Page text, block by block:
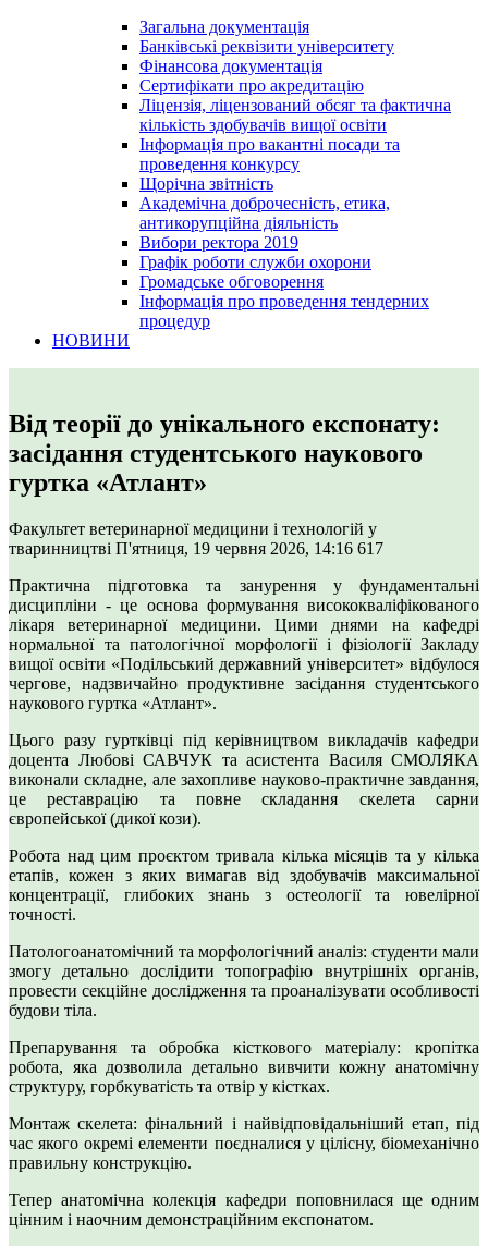
Загальна документація
Банківські реквізити університету
Фінансова документація
Сертифікати про акредитацію
Ліцензія, ліцензований обсяг та фактична
кількість здобувачів вищої освіти
Інформація про вакантні посади та
проведення конкурсу
Щорічна звітність
Академічна доброчесність, етика,
антикорупційна діяльність
Вибори ректора 2019
Графік роботи служби охорони
Громадське обговорення
Інформація про проведення тендерних
процедур
НОВИНИ
Від теорії до унікального експонату:
засідання студентського наукового
гуртка «Атлант»
Факультет ветеринарної медицини і технологій у
тваринництві П'ятниця, 19 червня 2026, 14:16 617
Практична підготовка та занурення у фундаментальні
дисципліни - це основа формування висококваліфікованого
лікаря ветеринарної медицини. Цими днями на кафедрі
нормальної та патологічної морфології і фізіології Закладу
вищої освіти «Подільський державний університет» відбулося
чергове, надзвичайно продуктивне засідання студентського
наукового гуртка «Атлант».
Цього разу гуртківці під керівництвом викладачів кафедри
доцента Любові САВЧУК та асистента Василя СМОЛЯКА
виконали складне, але захопливе науково-практичне завдання,
це реставрацію та повне складання скелета сарни
європейської (дикої кози).
Робота над цим проєктом тривала кілька місяців та у кілька
етапів, кожен з яких вимагав від здобувачів максимальної
концентрації, глибоких знань з остеології та ювелірної
точності.
Патологоанатомічний та морфологічний аналіз: студенти мали
змогу детально дослідити топографію внутрішніх органів,
провести секційне дослідження та проаналізувати особливості
будови тіла.
Препарування та обробка кісткового матеріалу: кропітка
робота, яка дозволила детально вивчити кожну анатомічну
структуру, горбкуватість та отвір у кістках.
Монтаж скелета: фінальний і найвідповідальніший етап, під
час якого окремі елементи поєдналися у цілісну, біомеханічно
правильну конструкцію.
Тепер анатомічна колекція кафедри поповнилася ще одним
цінним і наочним демонстраційним експонатом.